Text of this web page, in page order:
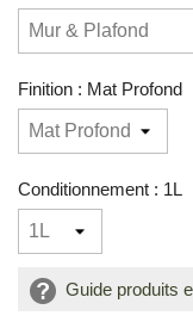
Finition : Mat Profond
Conditionnement : 1L
Guide produits